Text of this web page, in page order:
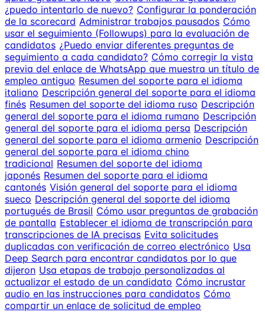
¿puedo intentarlo de nuevo? Configurar la ponderación
de la scorecard Administrar trabajos pausados Cómo
usar el seguimiento (Followups) para la evaluación de
candidatos ¿Puedo enviar diferentes preguntas de
seguimiento a cada candidato? Cómo corregir la vista
previa del enlace de WhatsApp que muestra un título de
empleo antiguo Resumen del soporte para el idioma
italiano Descripción general del soporte para el idioma
finés Resumen del soporte del idioma ruso Descripción
general del soporte para el idioma rumano Descripción
general del soporte para el idioma persa Descripción
general del soporte para el idioma armenio Descripción
general del soporte para el idioma chino
tradicional Resumen del soporte del idioma
japonés Resumen del soporte para el idioma
cantonés Visión general del soporte para el idioma
sueco Descripción general del soporte del idioma
portugués de Brasil Cómo usar preguntas de grabación
de pantalla Establecer el idioma de transcripción para
transcripciones de IA precisas Evita solicitudes
duplicadas con verificación de correo electrónico Usa
Deep Search para encontrar candidatos por lo que
dijeron Usa etapas de trabajo personalizadas al
actualizar el estado de un candidato Cómo incrustar
audio en las instrucciones para candidatos Cómo
compartir un enlace de solicitud de empleo